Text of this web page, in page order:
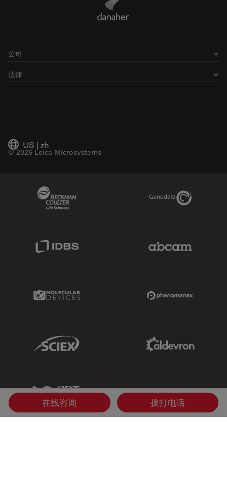
公司
法律
US | zh
© 2026 Leica Microsystems
Genedata Link
Molecular Devices Link
Sciex Link
IDT Link
在线咨询 拨打电话